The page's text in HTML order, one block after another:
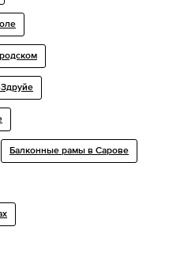
Балконные рамы в Сарове